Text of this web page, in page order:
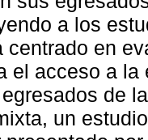
a los
centrado en
el acceso a
de
un